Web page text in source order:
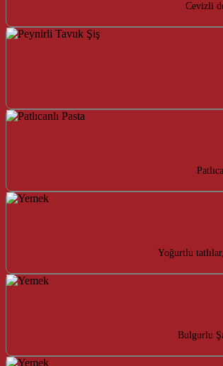
Cevizli
Yoğurtlu
Bulgurlu